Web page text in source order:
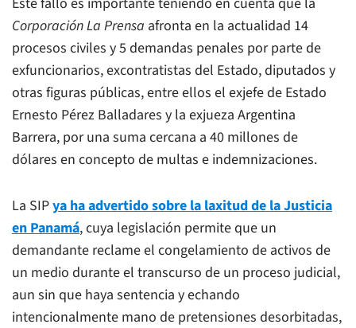
Corporación La Prensa afronta en la actualidad 14
procesos civiles y 5 demandas penales por parte de
exfuncionarios, excontratistas del Estado, diputados y
otras figuras públicas, entre ellos el exjefe de Estado
Ernesto Pérez Balladares y la exjueza Argentina
Barrera, por una suma cercana a 40 millones de
dólares en concepto de multas e indemnizaciones.
La SIPya ha advertido sobre la laxitud de la Justicia
en Panamá, cuya legislación permite que un
demandante reclame el congelamiento de activos de
un medio durante el transcurso de un proceso judicial,
aun sin que haya sentencia y echando
intencionalmente mano de pretensiones desorbitadas,